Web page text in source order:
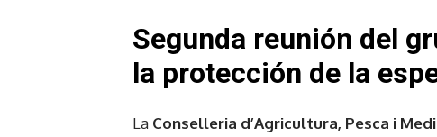
Segunda reunión del
la protección de la
La Conselleria d’Agricultura, Pesca i